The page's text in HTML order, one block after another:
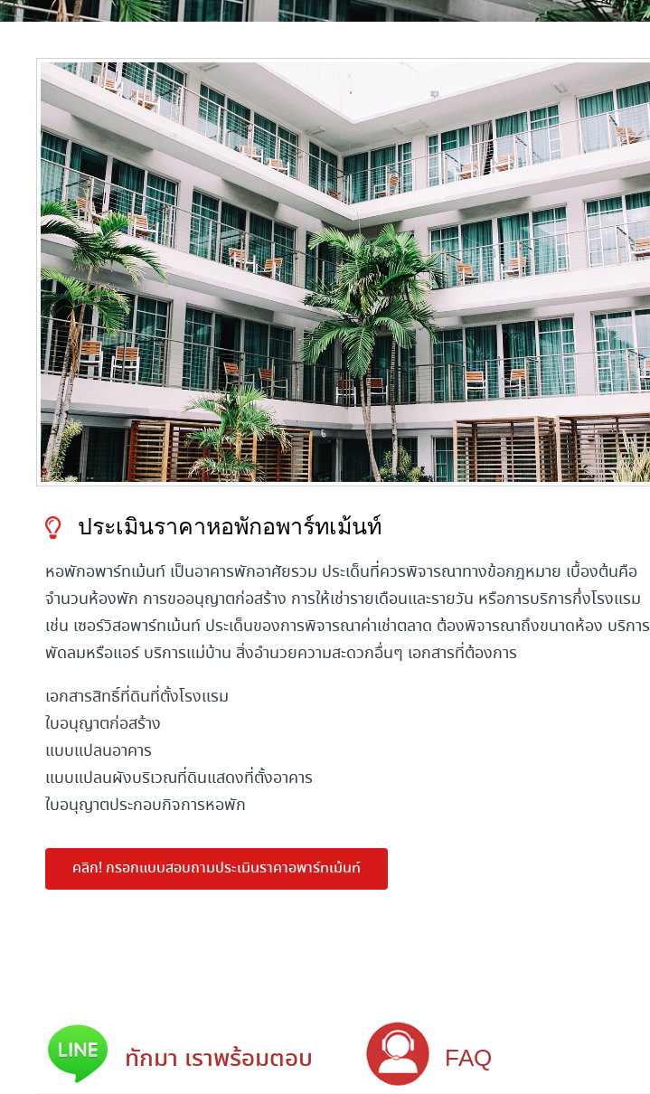
ประเมินราคาหอพักอพาร์ทเม้นท์
หอพักอพาร์ทเม้นท์ เป็นอาคารพักอาศัยรวม ประเด็นที่ควรพิจารณาทางข้อกฎหมาย เบื้องต้นคือ
จำนวนห้องพัก การขออนุญาตก่อสร้าง การให้เช่ารายเดือนและรายวัน หรือการบริการกึ่งโรงแรม
เช่น เซอร์วิสอพาร์ทเม้นท์ ประเด็นของการพิจารณาค่าเช่าตลาด ต้องพิจารณาถึงขนาดห้อง บริการ
พัดลมหรือแอร์ บริการแม่บ้าน สิ่งอำนวยความสะดวกอื่นๆ เอกสารที่ต้องการ
เอกสารสิทธิ์ที่ดินที่ตั้งโรงแรม
ใบอนุญาตก่อสร้าง
แบบแปลนอาคาร
แบบแปลนผังบริเวณที่ดินแสดงที่ตั้งอาคาร
ใบอนุญาตประกอบกิจการหอพัก
คลิก! กรอกแบบสอบถามประเมินราคาอพาร์ทเม้นท์
ทักมา เราพร้อมตอบ FAQ